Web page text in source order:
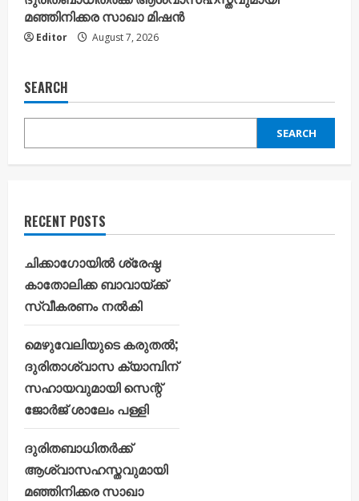
മഞ്ഞിനിക്കര സാഖാ മിഷൻ
Editor August 7, 2026
SEARCH
SEARCH
RECENT POSTS
ചിക്കാഗോയിൽ ശ്രേഷ്ഠ
കാതോലിക്ക ബാവായ്ക്ക്
സ്വീകരണം നൽകി
മെഴുവേലിയുടെ കരുതൽ;
ദുരിതാശ്വാസ ക്യാമ്പിന്
സഹായവുമായി സെന്റ്
ജോർജ് ശാലേം പള്ളി
ദുരിതബാധിതർക്ക്
ആശ്വാസഹസ്തവുമായി
മഞ്ഞിനിക്കര സാഖാ